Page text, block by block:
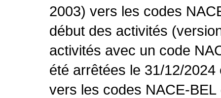
2003) vers les codes
début des activités
activités avec un code
été arrêtées le 31/12/
vers les codes NACE-